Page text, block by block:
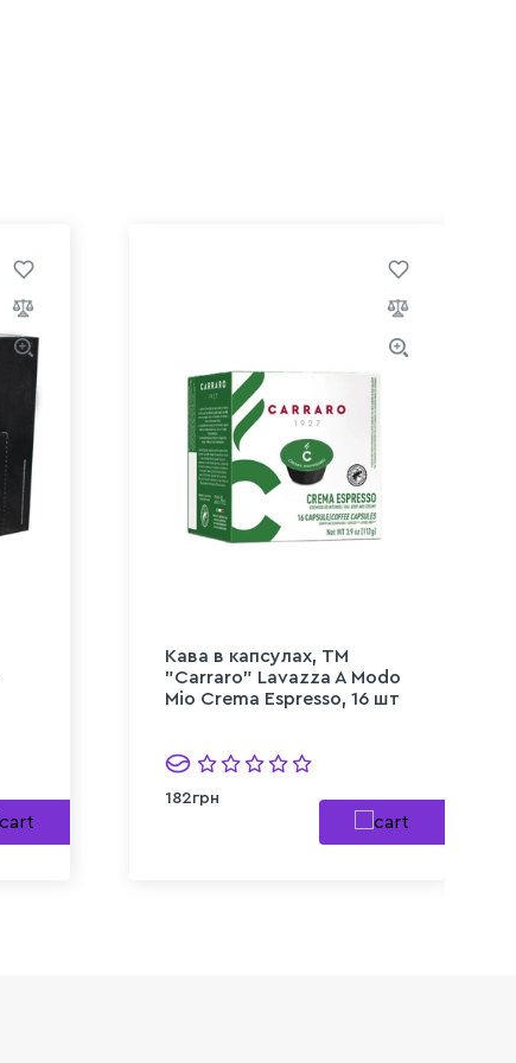
Кава в капсулах, TM
"Carraro" Lavazza A Modo
Mio Crema Espresso, 16 шт
182грн